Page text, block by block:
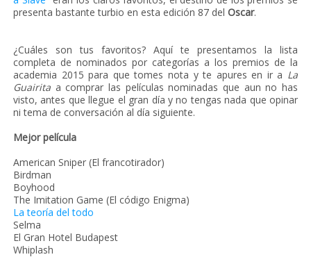
presenta bastante turbio en esta edición 87 del Oscar.
¿Cuáles son tus favoritos? Aquí te presentamos la lista
completa de nominados por categorías a los premios de la
academia 2015 para que tomes nota y te apures en ir a La
Guairitaa comprar las películas nominadas que aun no has
visto, antes que llegue el gran día y no tengas nada que opinar
ni tema de conversación al día siguiente.
Mejor película
American Sniper (El francotirador)
Birdman
Boyhood
The Imitation Game (El código Enigma)
La teoría del todo
Selma
El Gran Hotel Budapest
Whiplash